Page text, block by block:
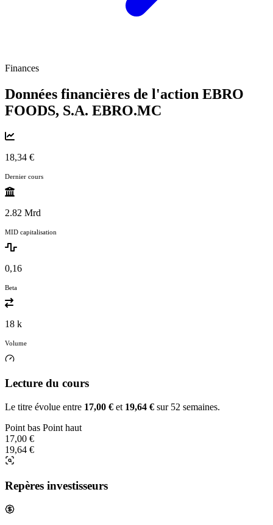
Finances
Données financières de l'action EBRO
FOODS, S.A. EBRO.MC
18,34 €
Dernier cours
2.82 Mrd
MID capitalisation
0,16
Beta
18 k
Volume
Lecture du cours
Le titre évolue entre 17,00 € et 19,64 € sur 52 semaines.
Point bas Point haut
17,00 €
19,64 €
Repères investisseurs